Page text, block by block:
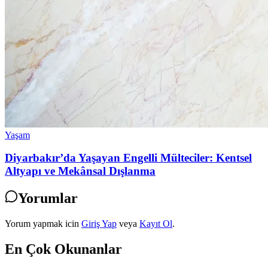
Yaşam
Diyarbakır’da Yaşayan Engelli Mülteciler: Kentsel
Altyapı ve Mekânsal Dışlanma
Yorumlar
Yorum yapmak icin Giriş Yap veya Kayıt Ol.
En Çok Okunanlar